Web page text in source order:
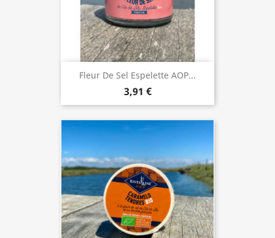
Fleur De Sel Espelette AOP...
3,91 €